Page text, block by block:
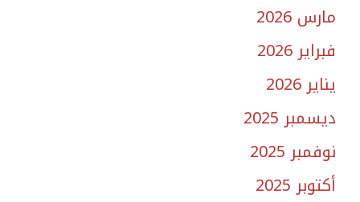
مارس 2026
فبراير 2026
يناير 2026
ديسمبر 2025
نوفمبر 2025
أكتوبر 2025